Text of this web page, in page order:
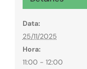
Data:
25/11/2025
Hora:
11:00 - 12:00